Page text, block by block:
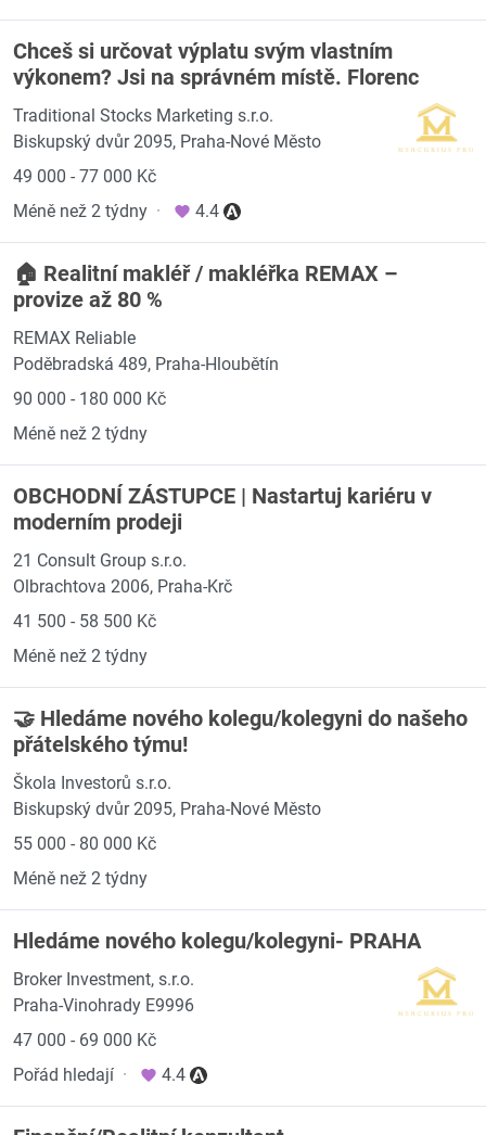
Chceš si určovat výplatu svým vlastním
výkonem? Jsi na správném místě. Florenc
Traditional Stocks Marketing s.r.o.
Biskupský dvůr 2095, Praha-Nové Město
49 000 - 77 000 Kč
Méně než 2 týdny · 4.4
🏠 Realitní makléř / makléřka REMAX –
provize až 80 %
REMAX Reliable
Poděbradská 489, Praha-Hloubětín
90 000 - 180 000 Kč
Méně než 2 týdny
OBCHODNÍ ZÁSTUPCE | Nastartuj kariéru v
moderním prodeji
21 Consult Group s.r.o.
Olbrachtova 2006, Praha-Krč
41 500 - 58 500 Kč
Méně než 2 týdny
🤝 Hledáme nového kolegu/kolegyni do našeho
přátelského týmu!
Škola Investorů s.r.o.
Biskupský dvůr 2095, Praha-Nové Město
55 000 - 80 000 Kč
Méně než 2 týdny
Hledáme nového kolegu/kolegyni- PRAHA
Broker Investment, s.r.o.
Praha-Vinohrady E9996
47 000 - 69 000 Kč
Pořád hledají · 4.4